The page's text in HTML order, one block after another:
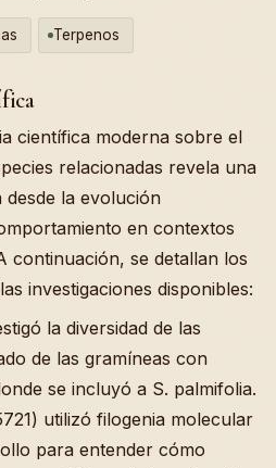
Terpenos
científica moderna sobre el
relacionadas revela una
desde la evolución
en contextos
continuación, se detallan los
investigaciones disponibles:
la diversidad de las
de las gramíneas con
se incluyó a S. palmifolia.
utilizó filogenia molecular
para entender cómo